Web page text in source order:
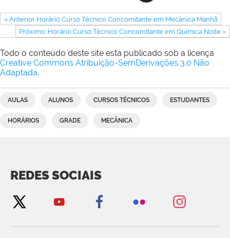
« Anterior Horário Curso Técnico Concomitante em Mecânica Manhã
Próximo: Horário Curso Técnico Concomitante em Química Noite »
Todo o conteúdo deste site está publicado sob a licença
Creative Commons Atribuição-SemDerivações 3.0 Não
Adaptada.
AULAS ALUNOS CURSOS TÉCNICOS ESTUDANTES
HORÁRIOS GRADE MECÂNICA
REDES SOCIAIS